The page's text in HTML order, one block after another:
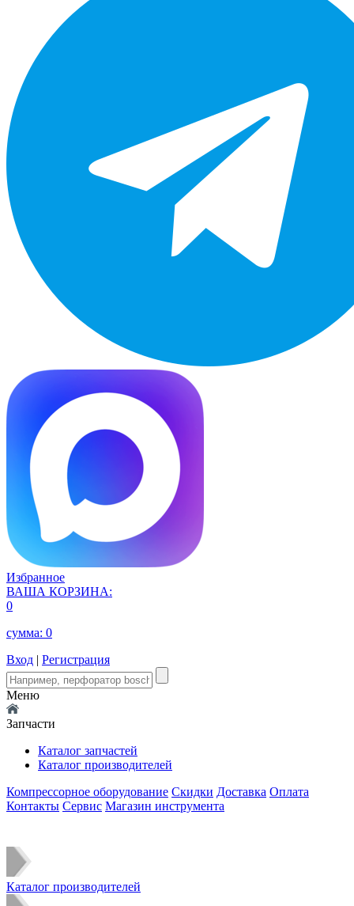
Избранное
ВАША КОРЗИНА:
0
сумма: 0
Вход | Регистрация
Меню
Запчасти
Каталог запчастей
Каталог производителей
Компрессорное оборудование Скидки Доставка Оплата
Контакты Сервис Магазин инструмента
Каталог производителей